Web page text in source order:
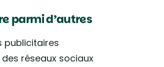
parmi d’autres
publicitaires
réseaux sociaux